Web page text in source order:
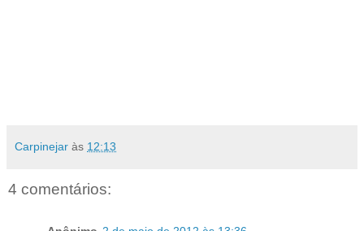
Carpinejar às 12:13
4 comentários: